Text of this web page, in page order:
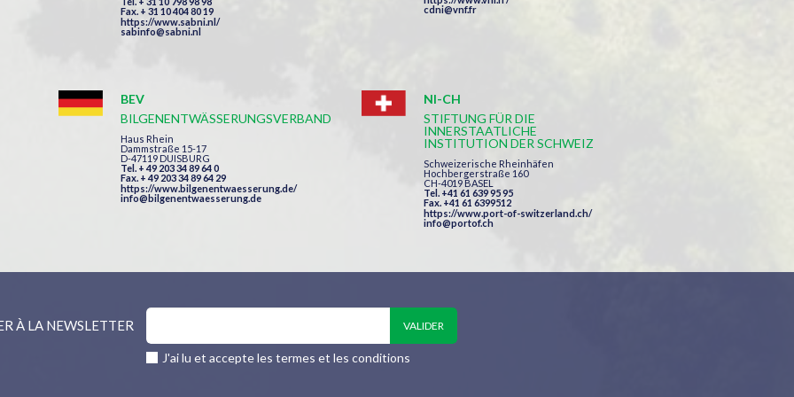
Fax. + 31 10 404 80 19
https://www.sabni.nl/
sabinfo@sabni.nl
cdni@vnf.fr
BEV
BILGENENTWÄSSERUNGSVERBAND
Haus Rhein
Dammstraße 15-17
D-47119 DUISBURG
Tel. + 49 203 34 89 64 0
Fax. + 49 203 34 89 64 29
https://www.bilgenentwaesserung.de/
info@bilgenentwaesserung.de
NI-CH
STIFTUNG FÜR DIE
INNERSTAATLICHE
INSTITUTION DER SCHWEIZ
Schweizerische Rheinhäfen
Hochbergerstraße 160
CH-4019 BASEL
Tel. +41 61 639 95 95
Fax. +41 61 6399512
https://www.port-of-switzerland.ch/
info@portof.ch
À LA NEWSLETTER
J'ai lu et accepte les termes et les conditions